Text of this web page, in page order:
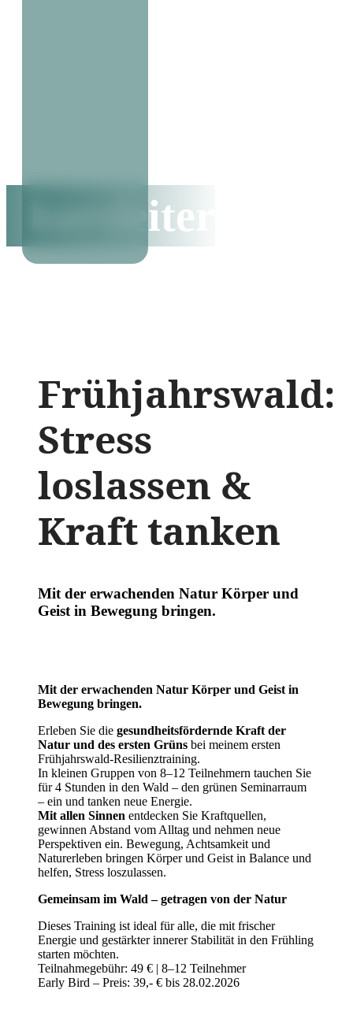
kursleiter
Frühjahrswald:
Stress
loslassen &
Kraft tanken
Mit der erwachenden Natur Körper und
Geist in Bewegung bringen.
Mit der erwachenden Natur Körper und Geist in
Bewegung bringen.
Erleben Sie die gesundheitsfördernde Kraft der
Natur und des ersten Grüns bei meinem ersten
Frühjahrswald-Resilienztraining.
In kleinen Gruppen von 8–12 Teilnehmern tauchen Sie
für 4 Stunden in den Wald – den grünen Seminarraum
– ein und tanken neue Energie.
Mit allen Sinnen entdecken Sie Kraftquellen,
gewinnen Abstand vom Alltag und nehmen neue
Perspektiven ein. Bewegung, Achtsamkeit und
Naturerleben bringen Körper und Geist in Balance und
helfen, Stress loszulassen.
Gemeinsam im Wald – getragen von der Natur
Dieses Training ist ideal für alle, die mit frischer
Energie und gestärkter innerer Stabilität in den Frühling
starten möchten.
Teilnahmegebühr: 49 € | 8–12 Teilnehmer
Early Bird – Preis: 39,- € bis 28.02.2026